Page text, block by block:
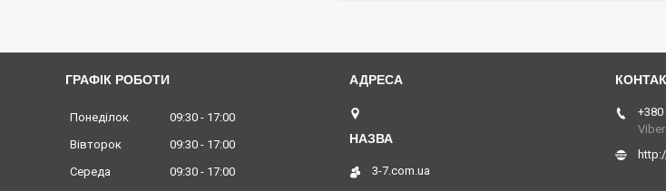
ГРАФІК РОБОТИ
Понеділок 09:30
17:00
Вівторок
09:30
17:00
Середа
09:30
17:00
3-7.com.ua
+380